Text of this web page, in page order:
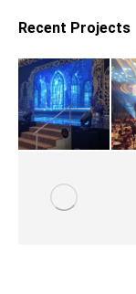
Recent Projects